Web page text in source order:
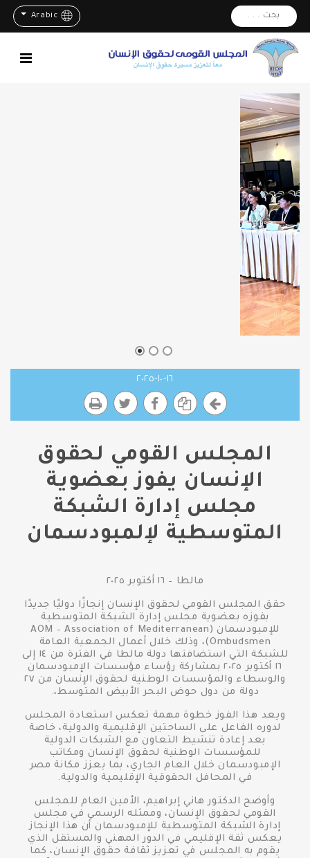
بحث . . . Arabic
١٦-١٠-٢٠٢٥
المجلس القومي لحقوق
الإنسان يفوز بعضوية
مجلس إدارة الشبكة
المتوسطية لإلمبودسمان
مالطا – ١٦ أكتوبر ٢٠٢٥
حقق المجلس القومي لحقوق الإنسان إنجازًا دوليًا جديدًا
بفوزه بعضوية مجلس إدارة الشبكة المتوسطية
للإمبودسمان (AOM – Association of Mediterranean
Ombudsmen)، وذلك خلال أعمال الجمعية العامة
للشبكة التي استضافتها دولة مالطا في الفترة من ١٤ إلى
١٦ أكتوبر ٢٠٢٥ بمشاركة رؤساء مؤسسات الإمبودسمان
والوسطاء والمؤسسات الوطنية لحقوق الإنسان من ٢٧
دولة من دول حوض البحر الأبيض المتوسط،.
ويعد هذا الفوز خطوة مهمة تعكس استعادة المجلس
لدوره الفاعل على الساحتين الإقليمية والدولية، خاصة
بعد إعادة تنشيط التعاون مع الشبكات الدولية
للمؤسسات الوطنية لحقوق الإنسان ومكاتب
الإمبودسمان خلال العام الجاري، بما يعزز مكانة مصر
في المحافل الحقوقية الإقليمية والدولية.
وأوضح الدكتور هاني إبراهيم، الأمين العام للمجلس
القومي لحقوق الإنسان، وممثله الرسمي في مجلس
إدارة الشبكة المتوسطية للإمبودسمان أن هذا الإنجاز
يعكس ثقة الإقليمي في الدور المهني والمستقل الذي
يقوم به المجلس في تعزيز ثقافة حقوق الإنسان، كما